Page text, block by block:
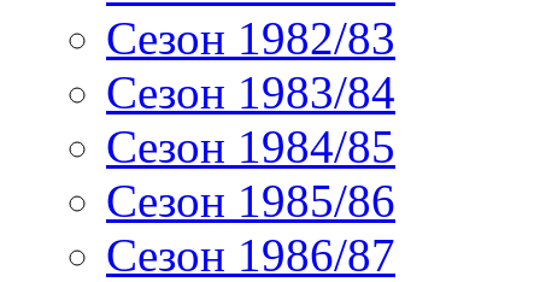
Сезон 1982/83
Сезон 1983/84
Сезон 1984/85
Сезон 1985/86
Сезон 1986/87